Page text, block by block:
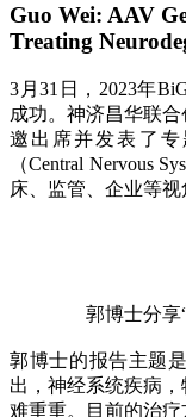
Guo Wei: AAV
Treating
3月31日，2023年
成功。神济昌华联
邀出席并发表了
（Central Nervous
床、监管、企业等视
郭博士分享
郭博士的报告主题
出，神经系统疾病
难重重。目前的治